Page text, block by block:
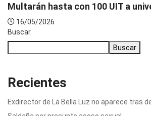
Multarán hasta con 100 UIT a
16/05/2026
Buscar
Buscar
Recientes
Exdirector de La Bella Luz no aparece tras